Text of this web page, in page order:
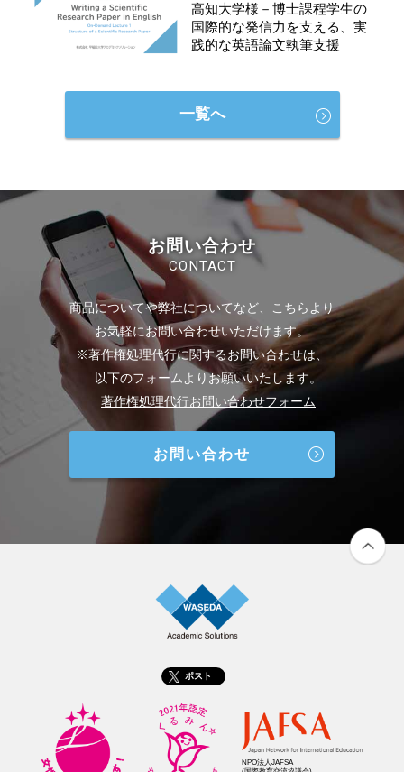
一覧へ
高知大学様－博士課程学生の
国際的な発信力を支える、実
践的な英語論文執筆支援
お問い合わせ
CONTACT
商品についてや弊社についてなど、こちらより
お気軽にお問い合わせいただけます。
※著作権処理代行に関するお問い合わせは、
以下のフォームよりお願いいたします。
著作権処理代行お問い合わせフォーム
お問い合わせ
ポスト
NPO法人JAFSA